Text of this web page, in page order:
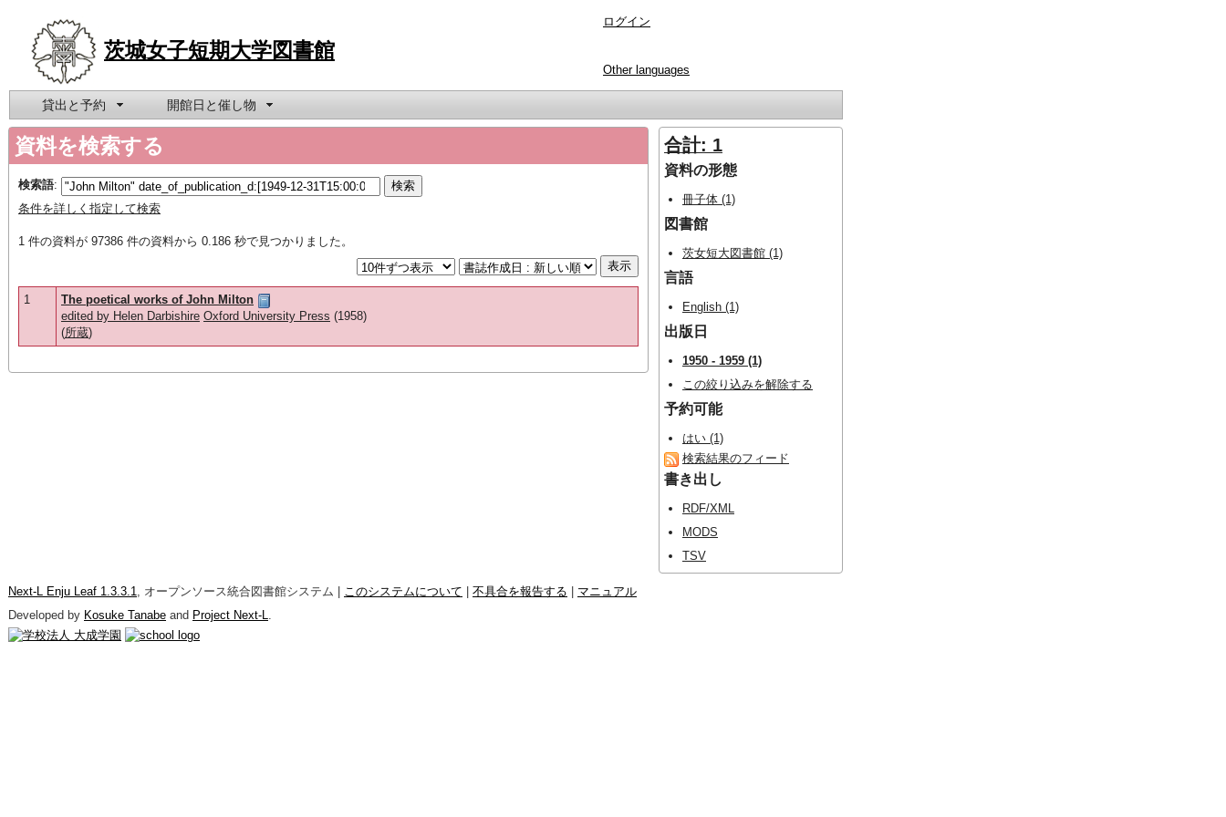
茨城女子短期大学図書館
ログイン
Other languages
貸出と予約 開館日と催し物
資料を検索する
検索語:
条件を詳しく指定して検索
1 件の資料が 97386 件の資料から 0.186 秒で見つかりました。
1
The poetical works of John Milton
edited by Helen Darbishire Oxford University Press (1958)
(所蔵)
合計: 1
資料の形態
冊子体 (1)
図書館
茨女短大図書館 (1)
言語
English (1)
出版日
1950 - 1959 (1)
この絞り込みを解除する
予約可能
はい (1)
検索結果のフィード
書き出し
RDF/XML
MODS
TSV
Next-L Enju Leaf 1.3.3.1, オープンソース統合図書館システム | このシステムについて 不具合を報告する
マニュアル
Developed by Kosuke Tanabe and Project Next-L.